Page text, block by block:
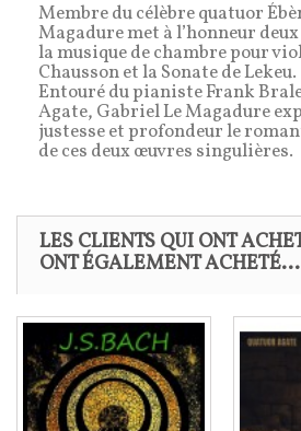
Membre du célèbre quatuor
Magadure met à l’honneur
la musique de chambre pour
Chausson et la Sonate de Lekeu.
Entouré du pianiste Frank
Agate, Gabriel Le Magadure
justesse et profondeur le
de ces deux œuvres singulières.
LES CLIENTS QUI ONT
ONT ÉGALEMENT ACHETÉ...